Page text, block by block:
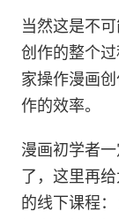
当然这是不
创作的整个
家操作漫画
作的效率。
漫画初学者
了，这里再
的线下课程